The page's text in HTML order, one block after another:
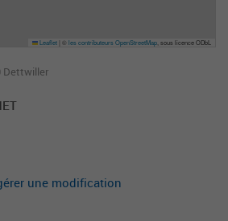
Leaflet ©les contributeurs OpenStreetMap , sous licence ODbL
Dettwiller
une modification